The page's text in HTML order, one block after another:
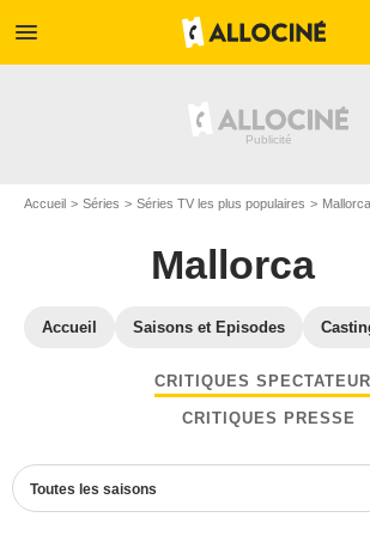
menu
Accueil Séries Séries TV les plus populaires Mallorca
Mallorca
Accueil Saisons et Episodes
CRITIQUES
CRITIQUES PRESSE
Toutes les saisons